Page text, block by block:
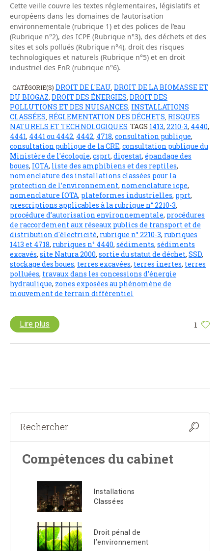
Cette veille couvre les textes réglementaires, législatifs et
européens dans les domaines de l’autorisation
environnementale (rubrique 1) et des polices de l’eau
(Rubrique n°2), des ICPE (Rubrique n°3), des déchets et des
sites et sols pollués (Rubrique n°4), droit des risques
technologiques et naturels (Rubrique n°5) et en droit
industriel des EnR (rubrique n°6).
CATÉGORIE(S) DROIT DE L'EAU DROIT DE LA BIOMASSE ET
DU BIOGAZ DROIT DES ÉNERGIES DROIT DES
POLLUTIONS ET DES NUISANCES INSTALLATIONS
CLASSÉES RÉGLEMENTATION DES DÉCHETS RISQUES
NATURELS ET TECHNOLOGIQUES TAGS 1413, 2210-3, 4440,
4441, 4441 ou 4442, 4442, 4718, consultation publique,
consultation publique de la CRE, consultation publique du
Ministère de l'écologie, csprt, digestat, épandage des
boues, IOTA, liste des amphibiens et des reptiles,
nomenclature des installations classées pour la
protection de l’environnement, nomenclature icpe,
nomenclature IOTA, plateformes industrielles, pprt,
prescriptions applicables à la rubrique n° 2210-3,
procédure d’autorisation environnementale, procédures
de raccordement aux réseaux publics de transport et de
distribution d'électricité, rubrique n° 2210-3, rubriques
1413 et 4718, rubriques n° 4440, sédiments, sédiments
excavés, site Natura 2000, sortie du statut de déchet, SSD,
stockage des boues, terres excavées, terres inertes, terres
polluées, travaux dans les concessions d’énergie
hydraulique, zones exposées au phénomène de
mouvement de terrain différentiel
1
Lire plus
Compétences du cabinet
Installations
Classées
Droit pénal de
l’environnement